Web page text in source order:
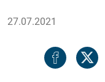
27.07.2021